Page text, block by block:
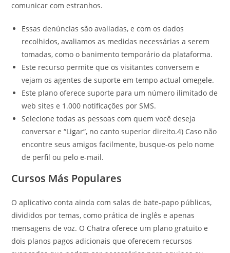
comunicar com estranhos.
Essas denúncias são avaliadas, e com os dados
recolhidos, avaliamos as medidas necessárias a serem
tomadas, como o banimento temporário da plataforma.
Este recurso permite que os visitantes conversem e
vejam os agentes de suporte em tempo actual omegele.
Este plano oferece suporte para um número ilimitado de
web sites e 1.000 notificações por SMS.
Selecione todas as pessoas com quem você deseja
conversar e “Ligar“, no canto superior direito.4) Caso não
encontre seus amigos facilmente, busque-os pelo nome
de perfil ou pelo e-mail.
Cursos Más Populares
O aplicativo conta ainda com salas de bate-papo públicas,
divididos por temas, como prática de inglês e apenas
mensagens de voz. O Chatra oferece um plano gratuito e
dois planos pagos adicionais que oferecem recursos